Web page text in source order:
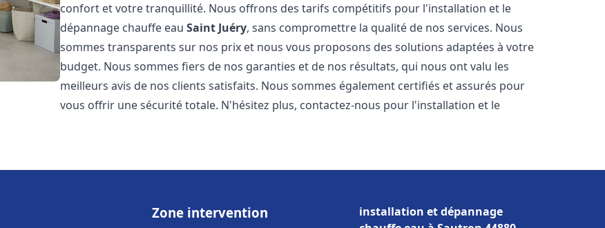
confort et votre tranquillité. Nous offrons des tarifs compétitifs pour l'installation et le
dépannage chauffe eauSaint Juéry, sans compromettre la qualité de nos services. Nous
sommes transparents sur nos prix et nous vous proposons des solutions adaptées à votre
budget. Nous sommes fiers de nos garanties et de nos résultats, qui nous ont valu les
meilleurs avis de nos clients satisfaits. Nous sommes également certifiés et assurés pour
vous offrir une sécurité totale. N'hésitez plus, contactez-nous pour l'installation et le
Zone intervention
installation et dépannage